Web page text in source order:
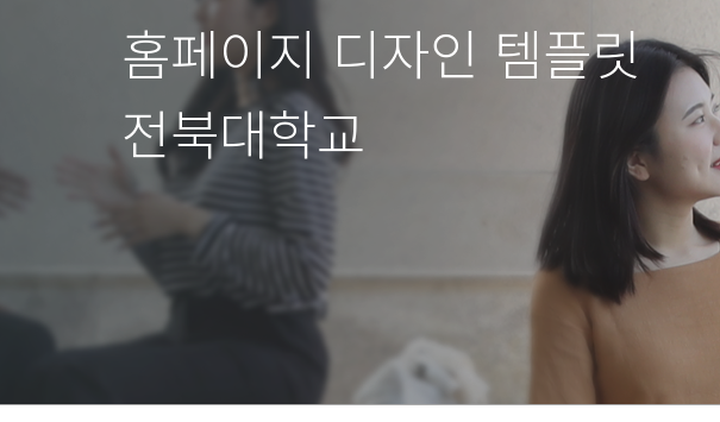
홈페이지 디자인 템플릿
전북대학교